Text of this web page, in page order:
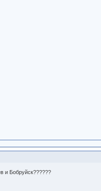
и Бобруйск??????